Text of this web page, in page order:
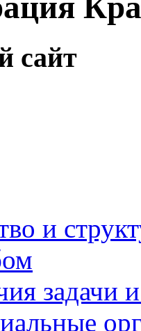
сайт
и
задачи